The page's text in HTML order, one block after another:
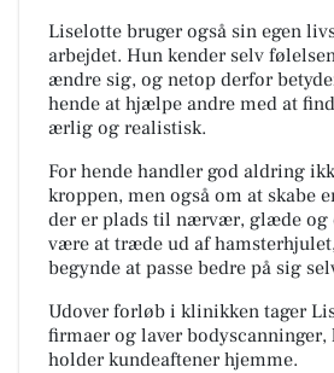
Liselotte bruger også sin egen
arbejdet. Hun kender selv
ændre sig, og netop derfor
hende at hjælpe andre med at
ærlig og realistisk.
For hende handler god aldring
kroppen, men også om at skabe
der er plads til nærvær, glæde og
være at træde ud af
begynde at passe bedre på sig
Udover forløb i klinikken tager
firmaer og laver
holder kundeaftener hjemme.